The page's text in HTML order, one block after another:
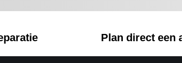
Plan direct een